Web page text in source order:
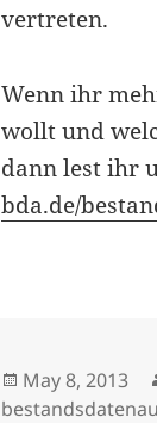
vertreten.
Wenn ihr
wollt und
dann lest ihr
bda.de/
Posted
on
May 8, 2013